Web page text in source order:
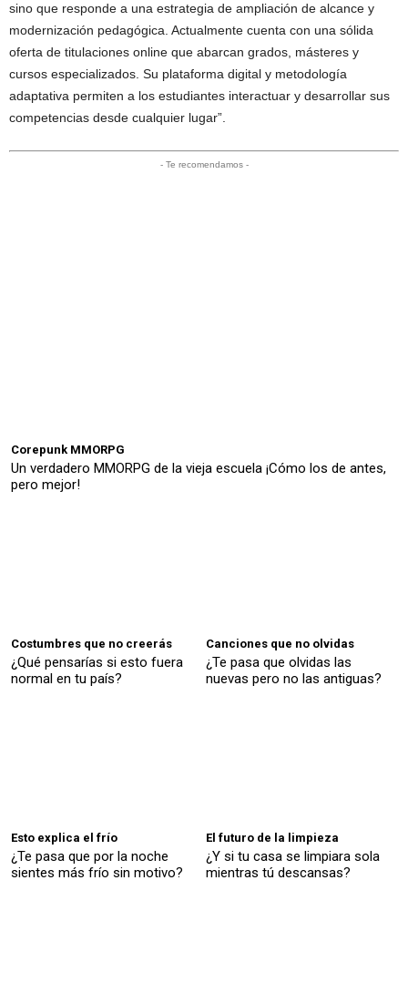
sino que responde a una estrategia de ampliación de alcance y
modernización pedagógica. Actualmente cuenta con una sólida
oferta de titulaciones online que abarcan grados, másteres y
cursos especializados. Su plataforma digital y metodología
adaptativa permiten a los estudiantes interactuar y desarrollar sus
competencias desde cualquier lugar”.
- Te recomendamos -
Corepunk MMORPG
Un verdadero MMORPG de la vieja escuela ¡Cómo los de antes,
pero mejor!
Costumbres que no creerás
¿Qué pensarías si esto fuera
normal en tu país?
Canciones que no olvidas
¿Te pasa que olvidas las
nuevas pero no las antiguas?
Esto explica el frío
¿Te pasa que por la noche
sientes más frío sin motivo?
El futuro de la limpieza
¿Y si tu casa se limpiara sola
mientras tú descansas?